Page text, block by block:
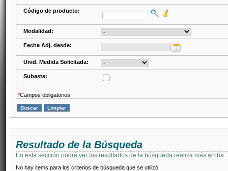
Código de producto:
Modalidad:
Fecha Adj. desde:
Unid. Medida Solicitada:
Subasta:
*Campos obligatorios
Resultado de la Búsqueda
En esta sección podrá ver los resultados de la búsqueda realiza más arriba
No hay items para los criterios de búsqueda que se utilizó.